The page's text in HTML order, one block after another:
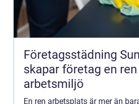
Företagsstädning
skapar företag en
arbetsmiljö
En ren arbetsplats är mer än